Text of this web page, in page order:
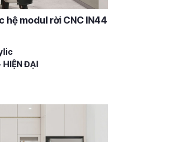
hệ modul rời CNC IN44
HIỆN ĐẠI